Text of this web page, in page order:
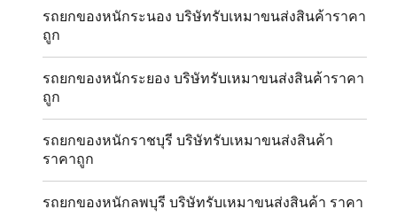
รถยกของหนักระนอง บริษัทรับเหมาขนส่งสินค้าราคา
ถูก
รถยกของหนักระยอง บริษัทรับเหมาขนส่งสินค้าราคา
ถูก
รถยกของหนักราชบุรี บริษัทรับเหมาขนส่งสินค้า
ราคาถูก
รถยกของหนักลพบุรี บริษัทรับเหมาขนส่งสินค้า ราคา